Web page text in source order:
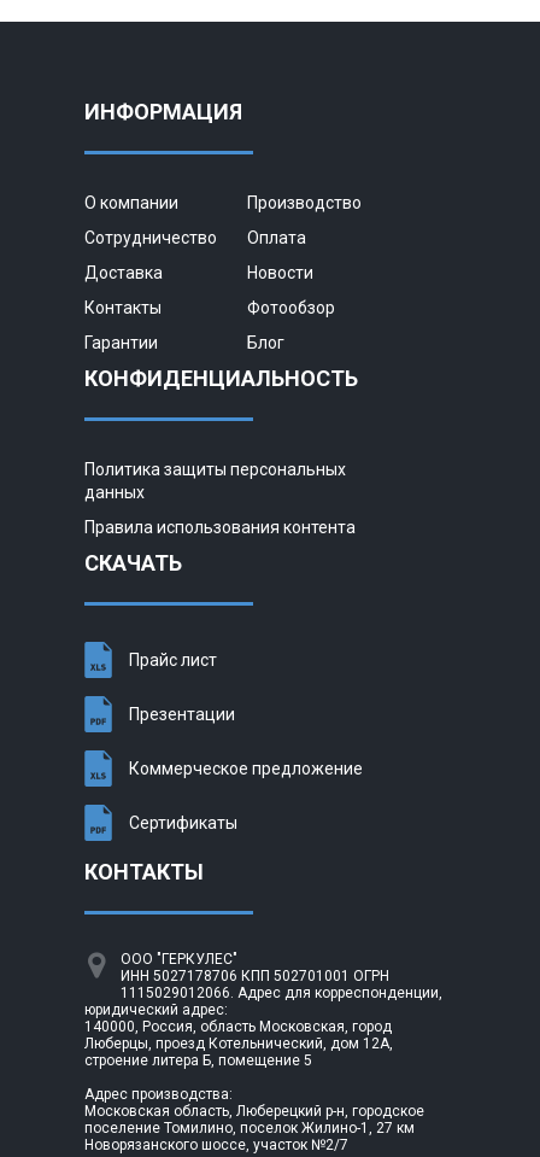
ИНФОРМАЦИЯ
О компании
Производство
Сотрудничество
Оплата
Доставка
Новости
Контакты
Фотообзор
Гарантии
Блог
КОНФИДЕНЦИАЛЬНОСТЬ
Политика защиты персональных
данных
Правила использования контента
СКАЧАТЬ
Прайс лист
Презентации
Коммерческое предложение
Сертификаты
КОНТАКТЫ
ООО "ГЕРКУЛЕС"
ИНН 5027178706 КПП 502701001 ОГРН
1115029012066. Адрес для корреспонденции,
юридический адрес:
140000, Россия, область Московская, город
Люберцы, проезд Котельнический, дом 12А,
строение литера Б, помещение 5
Адрес производства:
Московская область, Люберецкий р-н, городское
поселение Томилино, поселок Жилино-1, 27 км
Новорязанского шоссе, участок №2/7